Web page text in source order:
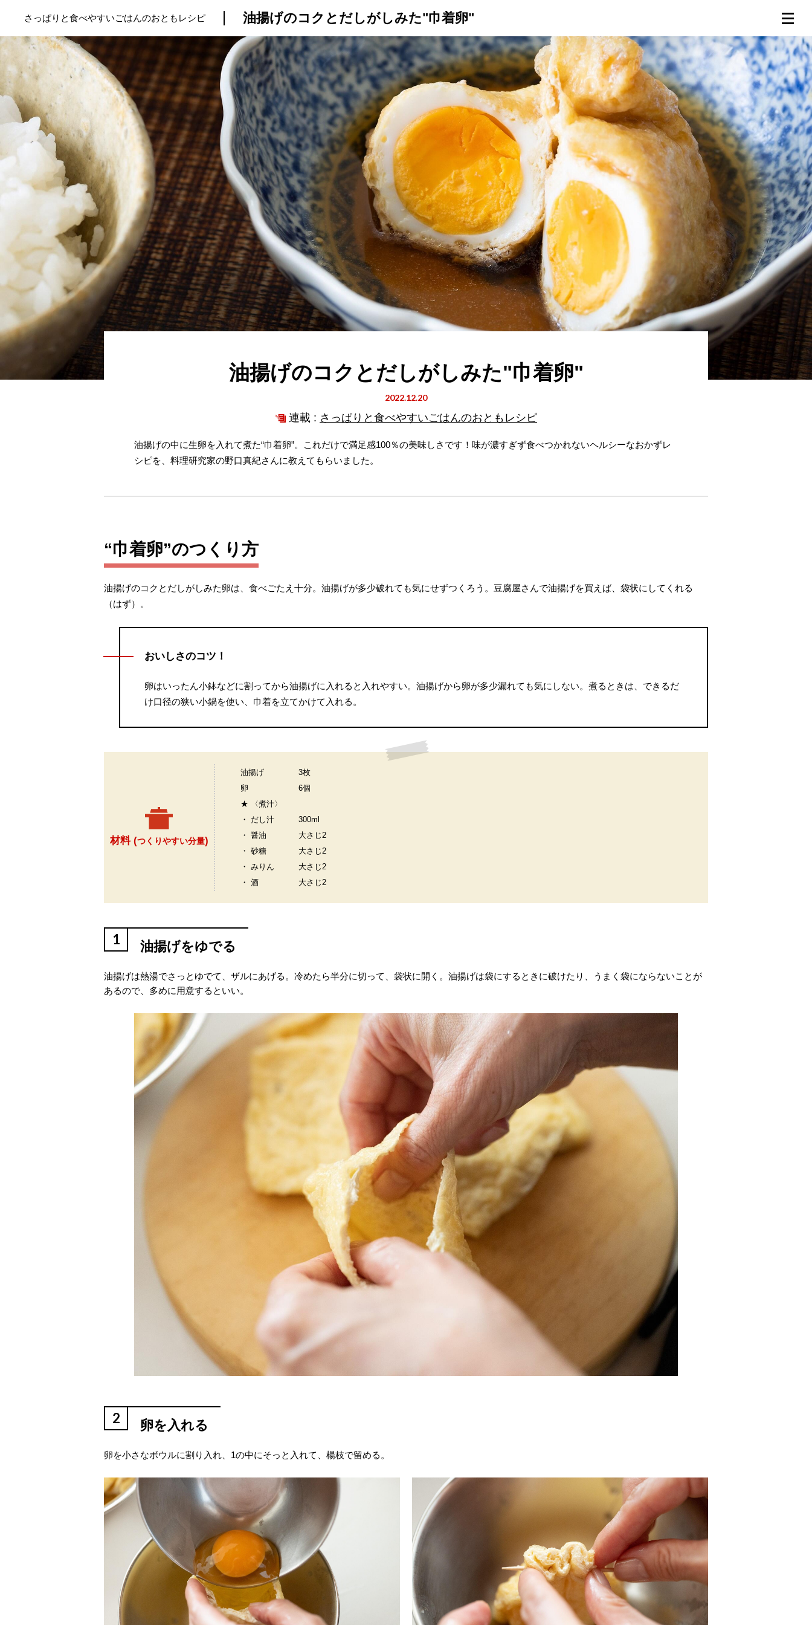
トップ プロが教えるレシピ 厳選！店探し
さっぱりと食べやすいごはんのおともレシピ 油揚げのコクとだしがしみた"巾着卵"
油揚げのコクとだしがしみた"巾着卵"
2022.12.20
連載 : さっぱりと食べやすいごはんのおともレシピ
油揚げの中に生卵を入れて煮た“巾着卵”。これだけで満足感100％の美味しさです！味が濃すぎず食べつかれないヘルシーなおかずレ
シピを、料理研究家の野口真紀さんに教えてもらいました。
“巾着卵”のつくり方
油揚げのコクとだしがしみた卵は、食べごたえ十分。油揚げが多少破れても気にせずつくろう。豆腐屋さんで油揚げを買えば、袋状にしてくれる
（はず）。
おいしさのコツ！
卵はいったん小鉢などに割ってから油揚げに入れると入れやすい。油揚げから卵が多少漏れても気にしない。煮るときは、できるだ
け口径の狭い小鍋を使い、巾着を立てかけて入れる。
材料 (つくりやすい分量)
油揚げ
3枚
卵
6個
★ 〈煮汁〉
・ だし汁
300ml
・ 醤油
大さじ2
・ 砂糖
大さじ2
・ みりん
大さじ2
・ 酒
大さじ2
1 油揚げをゆでる
油揚げは熱湯でさっとゆでて、ザルにあげる。冷めたら半分に切って、袋状に開く。油揚げは袋にするときに破けたり、うまく袋にならないことが
あるので、多めに用意するといい。
2 卵を入れる
卵を小さなボウルに割り入れ、1の中にそっと入れて、楊枝で留める。